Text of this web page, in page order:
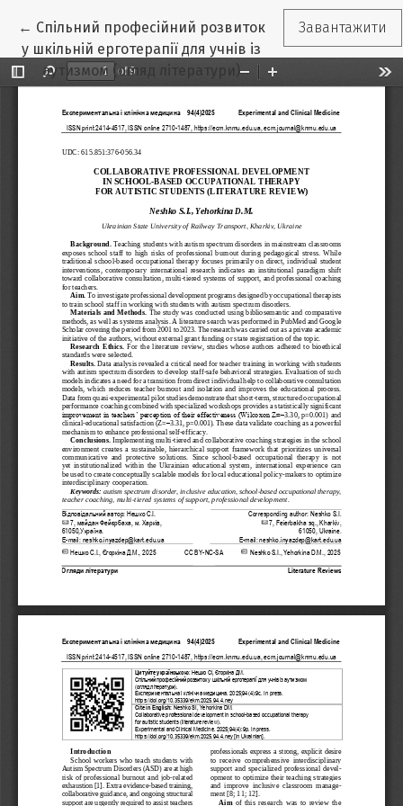
← Повернутися до подробиць статті
Спільний професійний розвиток
у шкільній ерготерапії для учнів із
аутизмом (огляд літератури)
Завантажити